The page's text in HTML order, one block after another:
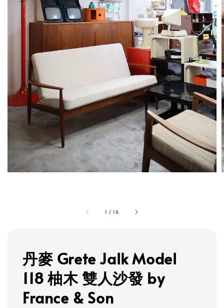
1 / 16
丹麥 Grete Jalk Model
118 柚木 雙人沙發 by
France & Son